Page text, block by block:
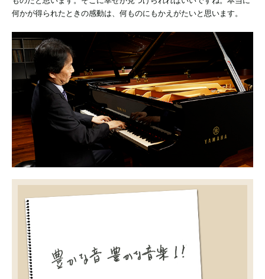
何かが得られたときの感動は、何ものにもかえがたいと思います。